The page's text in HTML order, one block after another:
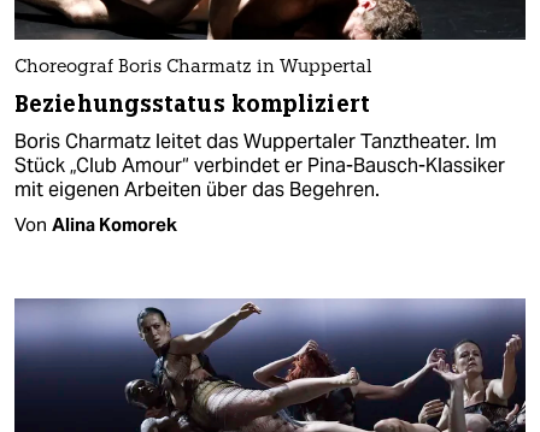
Choreograf Boris Charmatz in Wuppertal
Beziehungsstatus kompliziert
Boris Charmatz leitet das Wuppertaler Tanztheater. Im
Stück „Club Amour“ verbindet er Pina-Bausch-Klassiker
mit eigenen Arbeiten über das Begehren.
Von Alina Komorek